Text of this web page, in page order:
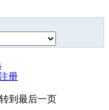
册
到最后一页